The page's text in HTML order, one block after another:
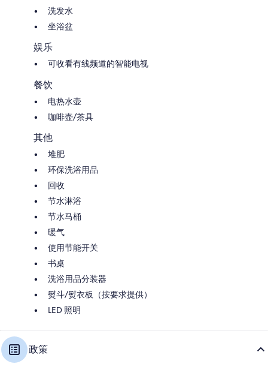
洗发水
坐浴盆
娱乐
可收看有线频道的智能电视
餐饮
电热水壶
咖啡壶/茶具
其他
堆肥
环保洗浴用品
回收
节水淋浴
节水马桶
暖气
使用节能开关
书桌
洗浴用品分装器
熨斗/熨衣板（按要求提供）
LED 照明
政策